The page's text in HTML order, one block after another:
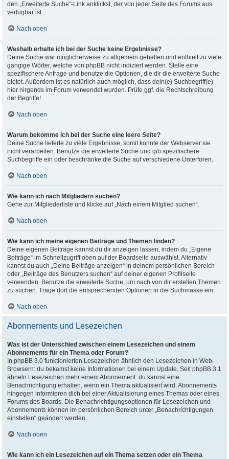
den „Erweiterte Suche“-Link anklickst, der von jeder Seite des Forums aus
verfügbar ist.
Nach oben
Weshalb erhalte ich bei der Suche keine Ergebnisse?
Deine Suche war möglicherweise zu allgemein gehalten und enthielt zu viele
gängige Wörter, welche von phpBB nicht indiziert werden. Stelle eine
spezifischere Anfrage und benutze die Optionen, die dir die erweiterte Suche
bietet. Außerdem ist es natürlich auch möglich, dass dein(e) Suchbegriff(e)
hier nirgends im Forum verwendet wurden. Prüfe ggf. die Rechtschreibung
der Begriffe!
Nach oben
Warum bekomme ich bei der Suche eine leere Seite?
Deine Suche lieferte zu viele Ergebnisse, somit konnte der Webserver sie
nicht verarbeiten. Benutze die erweiterte Suche und gib spezifischere
Suchbegriffe ein oder beschränke die Suche auf verschiedene Unterforen.
Nach oben
Wie kann ich nach Mitgliedern suchen?
Gehe zur Mitgliederliste und klicke auf „Nach einem Mitglied suchen“.
Nach oben
Wie kann ich meine eigenen Beiträge und Themen finden?
Deine eigenen Beiträge kannst du dir anzeigen lassen, indem du „Eigene
Beiträge“ im Schnellzugriff oben auf der Boardseite auswählst. Alternativ
kannst du auch „Deine Beiträge anzeigen“ in deinem persönlichen Bereich
oder „Beiträge des Benutzers suchen“ auf deiner eigenen Profilseite
verwenden. Benutze die erweiterte Suche, um nach von dir erstellen Themen
zu suchen. Trage dort die entsprechenden Optionen in die Suchmaske ein.
Nach oben
Abonnements und Lesezeichen
Was ist der Unterschied zwischen einem Lesezeichen und einem
Abonnements für ein Thema oder Forum?
In phpBB 3.0 funktionierten Lesezeichen ähnlich den Lesezeichen in Web-
Browsern: du bekamst keine Informationen bei einem Update. Seit phpBB 3.1
ähneln Lesezeichen mehr einem Abonnement: du kannst eine
Benachrichtigung erhalten, wenn ein Thema aktualisiert wird. Abonnements
hingegen informieren dich bei einer Aktualisierung eines Themas oder eines
Forums des Boards. Die Benachrichtigungsoptionen für Lesezeichen und
Abonnements können im persönlichen Bereich unter „Benachrichtigungen
einstellen“ geändert werden.
Nach oben
Wie kann ich ein Lesezeichen auf ein Thema setzen oder ein Thema